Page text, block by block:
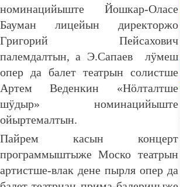
номинацийыште Йошкар-Оласе
Бауман лицейын директоржо
Григорий Пейсахович
палемдалтын, а Э.Сапаев лӱмеш
опер да балет театрын солистше
Артем Веденкин «Нӧлталтше
шӱдыр» номинацийыште
ойыртемалтын.
Пайрем касын концерт
программыштыже Моско театрын
артистше-влак дене пырля опер да